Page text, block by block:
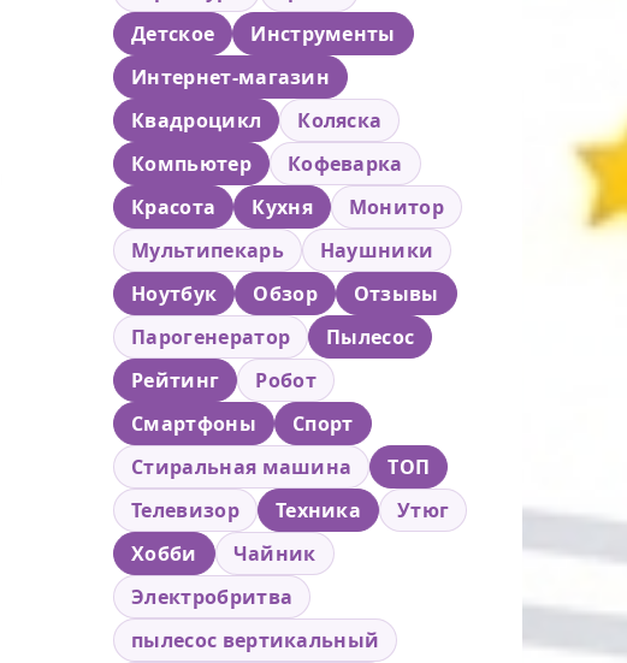
Детское
Инструменты
Интернет-магазин
Квадроцикл
Коляска
Компьютер
Кофеварка
Красота
Кухня
Монитор
Мультипекарь
Наушники
Ноутбук
Обзор
Отзывы
Парогенератор
Пылесос
Рейтинг
Робот
Смартфоны
Спорт
Стиральная машина
ТОП
Телевизор
Техника
Утюг
Хобби
Чайник
Электробритва
пылесос вертикальный